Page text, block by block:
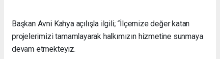
Başkan Avni Kahya açılışla ilgili; “İlçemize değer katan
projelerimizi tamamlayarak halkımızın hizmetine sunmaya
devam etmekteyiz.